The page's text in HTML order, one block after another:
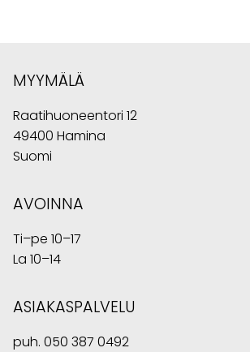
MYYMÄLÄ
Raatihuoneentori 12
49400 Hamina
Suomi
AVOINNA
Ti–pe 10–17
La 10–14
ASIAKASPALVELU
puh. 050 387 0492